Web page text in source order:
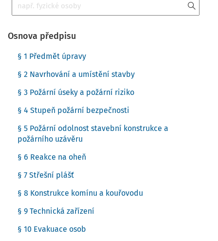
Osnova předpisu
§ 1 Předmět úpravy
§ 2 Navrhování a umístění stavby
§ 3 Požární úseky a požární riziko
§ 4 Stupeň požární bezpečnosti
§ 5 Požární odolnost stavební konstrukce a
požárního uzávěru
§ 6 Reakce na oheň
§ 7 Střešní plášť
§ 8 Konstrukce komínu a kouřovodu
§ 9 Technická zařízení
§ 10 Evakuace osob